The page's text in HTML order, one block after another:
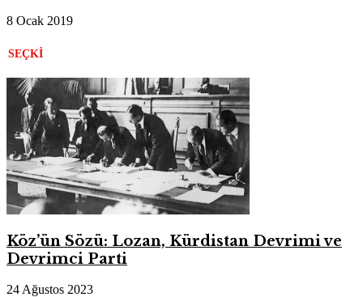
8 Ocak 2019
SEÇKI
Köz’ün Sözü: Lozan, Kürdistan Devrimi ve
Devrimci Parti
24 Ağustos 2023